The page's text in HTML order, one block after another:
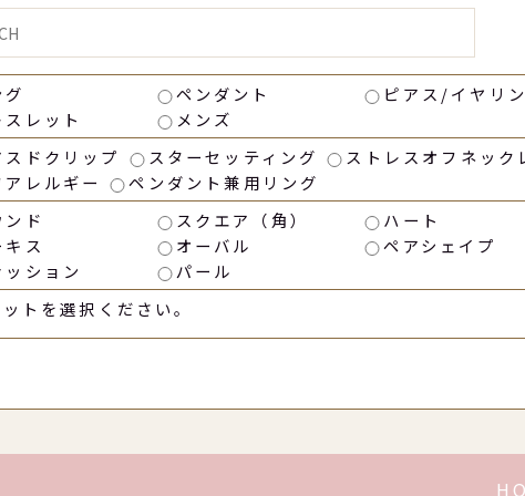
グ ペンダント
ピアス/イヤリ
スレット
メンズ
スドクリップ スターセッティング
ストレスオフネック
アレルギー
ペンダント兼用リング
ンド スクエア（角）
ハート
キス
オーバル
ペアシェイプ
ッション
パール
トを選択ください。